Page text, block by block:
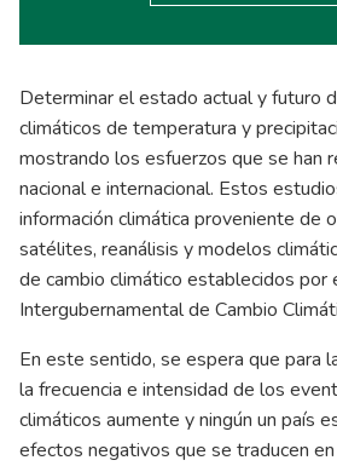
Determinar el estado actual y futuro
climáticos de temperatura y
mostrando los esfuerzos que se han
nacional e internacional. Estos
información climática proveniente de
satélites, reanálisis y modelos
de cambio climático establecidos por
Intergubernamental de Cambio
En este sentido, se espera que para
la frecuencia e intensidad de los
climáticos aumente y ningún un país
efectos negativos que se traducen